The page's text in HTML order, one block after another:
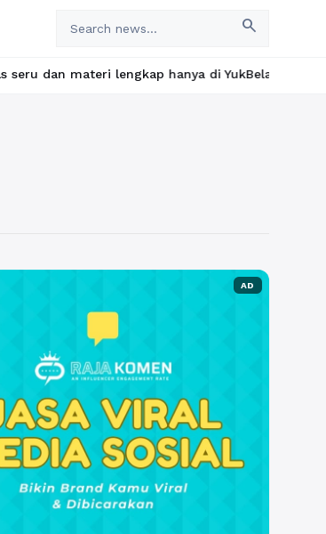
search
lengkap hanya di YukBelajar.com. Mulai
AD